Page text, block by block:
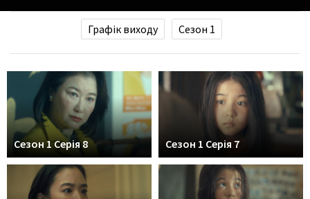
Графік виходу Сезон 1
Сезон 1 Серія 8 Сезон 1 Серія 7